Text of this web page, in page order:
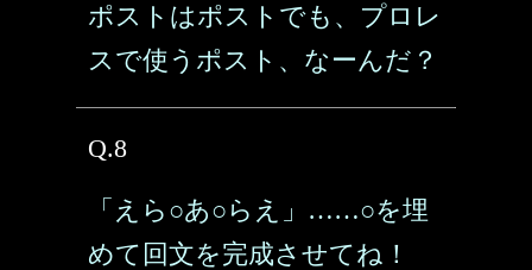
ポストはポストでも、プロレ
スで使うポスト、なーんだ？
Q.8
「えら○あ○らえ」……○を埋
めて回文を完成させてね！